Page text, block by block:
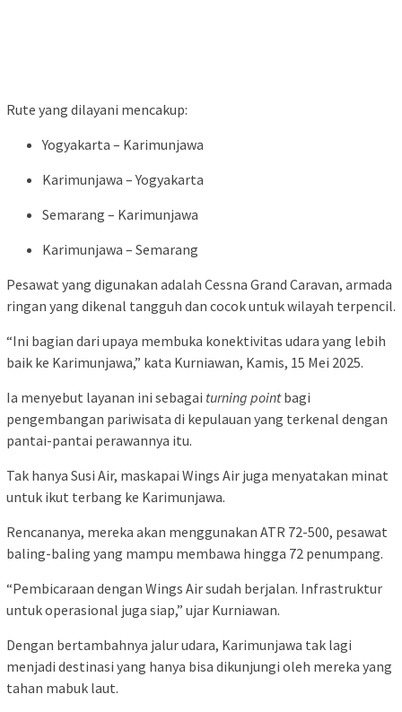
Rute yang dilayani mencakup:
Yogyakarta – Karimunjawa
Karimunjawa – Yogyakarta
Semarang – Karimunjawa
Karimunjawa – Semarang
Pesawat yang digunakan adalah Cessna Grand Caravan, armada
ringan yang dikenal tangguh dan cocok untuk wilayah terpencil.
“Ini bagian dari upaya membuka konektivitas udara yang lebih
baik ke Karimunjawa,” kata Kurniawan, Kamis, 15 Mei 2025.
Ia menyebut layanan ini sebagai turning pointbagi
pengembangan pariwisata di kepulauan yang terkenal dengan
pantai-pantai perawannya itu.
Tak hanya Susi Air, maskapai Wings Air juga menyatakan minat
untuk ikut terbang ke Karimunjawa.
Rencananya, mereka akan menggunakan ATR 72-500, pesawat
baling-baling yang mampu membawa hingga 72 penumpang.
“Pembicaraan dengan Wings Air sudah berjalan. Infrastruktur
untuk operasional juga siap,” ujar Kurniawan.
Dengan bertambahnya jalur udara, Karimunjawa tak lagi
menjadi destinasi yang hanya bisa dikunjungi oleh mereka yang
tahan mabuk laut.